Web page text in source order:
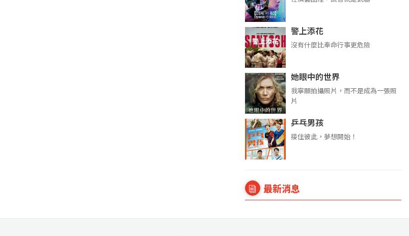
警上添花
沒有什麼比奉命行事更危險
她眼中的世界
我寧願拍攝照片，而不是成為一張照
片
乒乓男孩
接住彼此，夢想開始！
最新消息